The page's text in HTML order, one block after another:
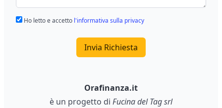
Ho letto e accetto l'informativa sulla privacy
Invia Richiesta
Orafinanza.it
è un progetto di Fucina del Tag srl